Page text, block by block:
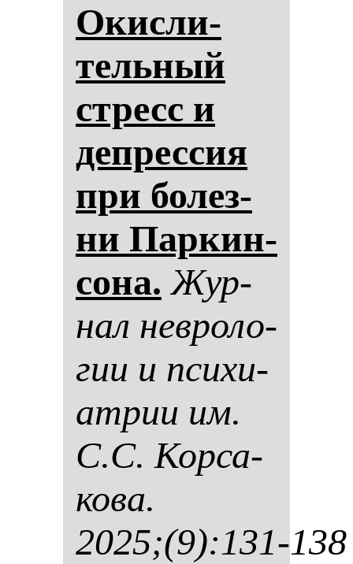
Окис­ли­
тель­ный
стресс и
деп­рес­сия
при бо­лез­
ни Пар­кин­
со­на. Жур­
нал нев­ро­ло­
гии и пси­хи­
ат­рии им.
С.С. Кор­са­
ко­ва.
2025;(9):131-138